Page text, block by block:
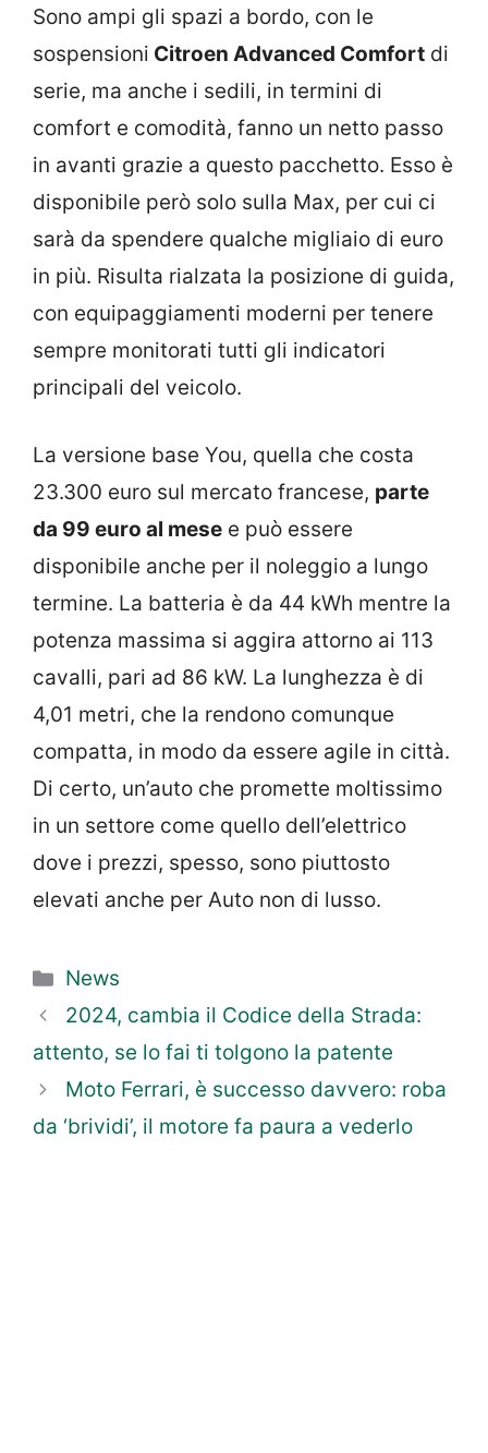
Sono ampi gli spazi a bordo, con le
sospensioni Citroen Advanced Comfort di
serie, ma anche i sedili, in termini di
comfort e comodità, fanno un netto passo
in avanti grazie a questo pacchetto. Esso è
disponibile però solo sulla Max, per cui ci
sarà da spendere qualche migliaio di euro
in più. Risulta rialzata la posizione di guida,
con equipaggiamenti moderni per tenere
sempre monitorati tutti gli indicatori
principali del veicolo.
La versione base You, quella che costa
23.300 euro sul mercato francese, parte
da 99 euro al mese e può essere
disponibile anche per il noleggio a lungo
termine. La batteria è da 44 kWh mentre la
potenza massima si aggira attorno ai 113
cavalli, pari ad 86 kW. La lunghezza è di
4,01 metri, che la rendono comunque
compatta, in modo da essere agile in città.
Di certo, un’auto che promette moltissimo
in un settore come quello dell’elettrico
dove i prezzi, spesso, sono piuttosto
elevati anche per Auto non di lusso.
Categorie
News
2024, cambia il Codice della Strada:
attento, se lo fai ti tolgono la patente
Moto Ferrari, è successo davvero: roba
da ‘brividi’, il motore fa paura a vederlo